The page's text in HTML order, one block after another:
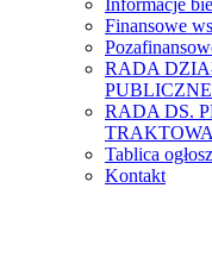
Finansowe
RADA
RADA DS.
Tablica
Kontakt